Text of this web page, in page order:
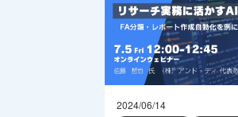
2024/06/14